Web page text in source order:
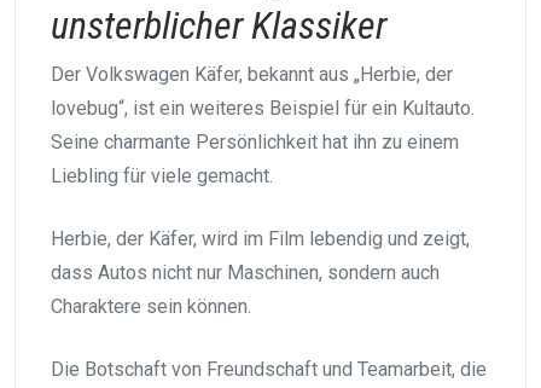
unsterblicher Klassiker
Der Volkswagen Käfer, bekannt aus „Herbie, der
lovebug“, ist ein weiteres Beispiel für ein Kultauto.
Seine charmante Persönlichkeit hat ihn zu einem
Liebling für viele gemacht.
Herbie, der Käfer, wird im Film lebendig und zeigt,
dass Autos nicht nur Maschinen, sondern auch
Charaktere sein können.
Die Botschaft von Freundschaft und Teamarbeit, die